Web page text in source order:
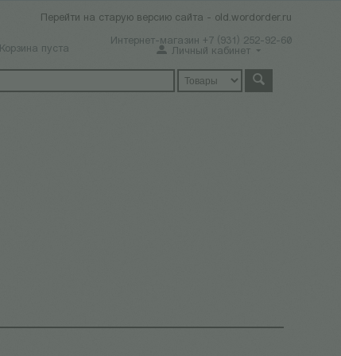
Перейти на старую версию сайта - old.wordorder.ru
Интернет-магазин +7 (931) 252-92-60
Корзина пуста Личный кабинет